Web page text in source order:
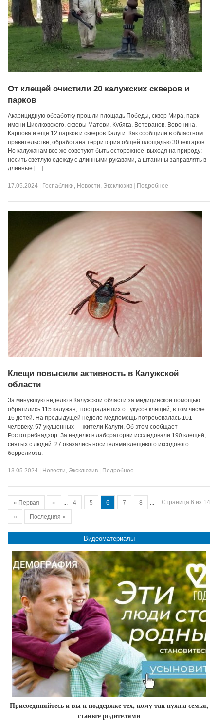
От клещей очистили 20 калужских скверов и
парков
Акарицидную обработку прошли площадь Победы, сквер Мира, парк
имени Циолковского, скверы Матери, Кубяка, Ветеранов, Воронина,
Карпова и еще 12 парков и скверов Калуги. Как сообщили в областном
правительстве, обработана территория общей площадью 30 гектаров.
Но калужанам все же советуют быть осторожнее, выходя на природу:
носить светлую одежду с длинными рукавами, а штанины заправлять в
длинные […]
17.05.2024 Госпаблики, Новости, Эксклюзив Подробнее
Клещи повысили активность в Калужской
области
За минувшую неделю в Калужской области за медицинской помощью
обратились 115 калужан, пострадавших от укусов клещей, в том числе
16 детей. На предыдущей неделе медпомощь потребовалась 101
человеку. 57 укушенных — жители Калуги. Об этом сообщает
Роспотребнадзор. За неделю в лаборатории исследовали 190 клещей,
снятых с людей. 27 оказались носителями клещевого иксодового
боррелиоза.
13.05.2024 Новости, Эксклюзив Подробнее
Страница 6 из 14
« Первая « 4 5 6 7 8
» Последняя »
Видеоматериалы
Присоединяйтесь и вы к поддержке тех, кому так нужна семья,
станьте родителями